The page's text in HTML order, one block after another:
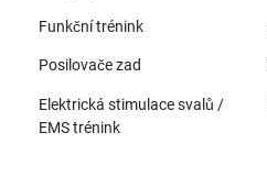
Funkční trénink
Posilovače zad
Elektrická stimulace svalů /
EMS trénink